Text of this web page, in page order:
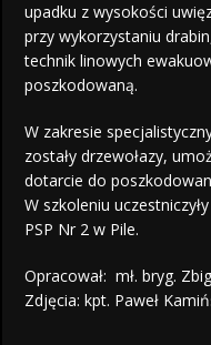
upadku z wysokości
przy wykorzystaniu
technik linowych
poszkodowaną.
W zakresie
zostały drzewołazy,
dotarcie do
W szkoleniu
PSP Nr 2 w Pile.
Opracował: mł. bryg.
Zdjęcia: kpt. Paweł